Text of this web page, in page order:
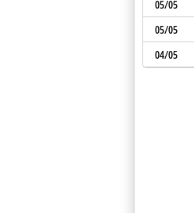
05/05
05/05
04/05